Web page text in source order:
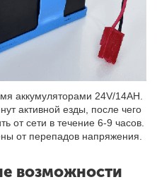
аккумуляторами 24V/14AH.
активной езды, после чего
от сети в течение 6-9 часов.
от перепадов напряжения.
возможности